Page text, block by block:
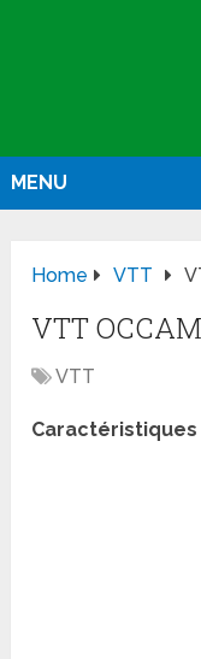
MENU
Home VTT
VTT
VTT
Caractéristiques